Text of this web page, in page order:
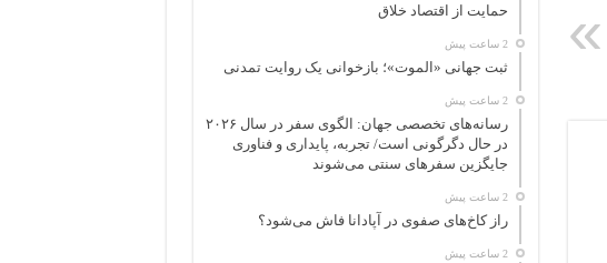
حمایت از اقتصاد خلاق
2 ساعت پیش
ثبت جهانی «الموت»؛ بازخوانی یک روایت تمدنی
2 ساعت پیش
رسانه‌های تخصصی جهان: الگوی سفر در سال ۲۰۲۶
در حال دگرگونی است/ تجربه، پایداری و فناوری
جایگزین سفرهای سنتی می‌شوند
2 ساعت پیش
راز کاخ‌های صفوی در آپادانا فاش می‌شود؟
2 ساعت پیش